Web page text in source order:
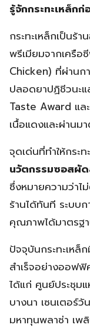
รู้จักกระทะเหล็ก
กระทะเหล็กเป็นร้
พรีเมียมจากเครือ
Chicken) ที่ผ่านก
ปลอดยาปฏิชีวนะ
Taste Award แล
เนื้อแดงและผ่านม
จุดเด่นที่ทำให้กระ
นวัตกรรมซอสผั
ซึ่งหมายความว่า
ร้านได้ทันที ระบบ
คุณภาพได้มาตรฐ
ปัจจุบันกระทะเหล็
สำเร็จอย่างออฟฟิ
ได้แก่ ศูนย์ประชุม
บางนา เซนเตอร์
มหาทุนพลาซ่า เพ